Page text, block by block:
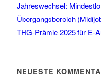
Jahreswechsel:
Übergangsbereich
THG-Prämie 2025 für E-
NEUESTE